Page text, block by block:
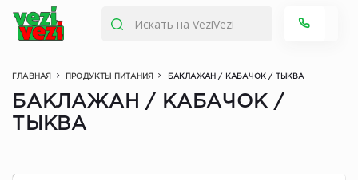
ГЛАВНАЯ ПРОДУКТЫ ПИТАНИЯ БАКЛАЖАН / КАБАЧОК / ТЫКВА
БАКЛАЖАН / КАБАЧОК /
ТЫКВА